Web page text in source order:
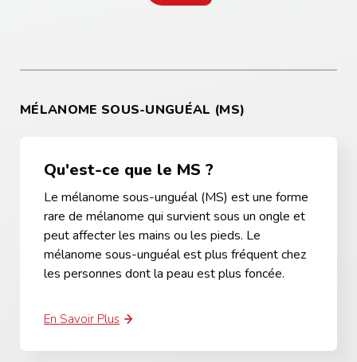
MÉLANOME SOUS-UNGUÉAL (MS)
Qu'est-ce que le MS ?
Le mélanome sous-unguéal (MS) est une forme
rare de mélanome qui survient sous un ongle et
peut affecter les mains ou les pieds. Le
mélanome sous-unguéal est plus fréquent chez
les personnes dont la peau est plus foncée.
En Savoir Plus